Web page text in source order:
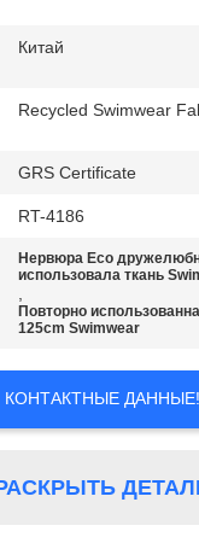
Китай
Recycled Swimwear
GRS Certificate
RT-4186
Нервюра Eco
использовала ткань
,
Повторно
125cm Swimwear
КОНТАКТНЫЕ ДАННЫЕ!